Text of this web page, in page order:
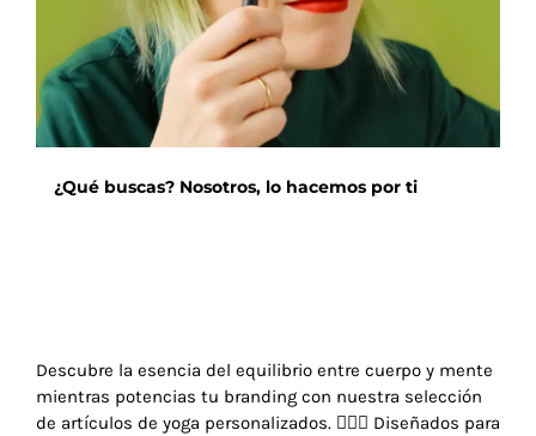
en
la
página
de
producto
¿Qué buscas? Nosotros, lo hacemos por ti
Descubre la esencia del equilibrio entre cuerpo y mente
mientras potencias tu branding con nuestra selección
de artículos de yoga personalizados. 🧘‍♀️✨ Diseñados para